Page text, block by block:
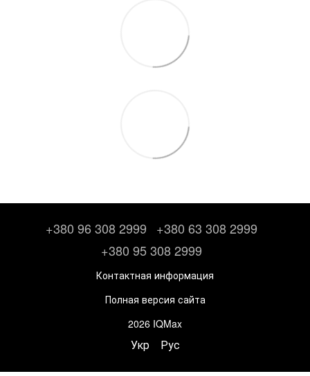
+380 96 308 2999
+380 63 308 2999
+380 95 308 2999
Контактная информация
Полная версия сайта
2026 IQMax
Укр Рус